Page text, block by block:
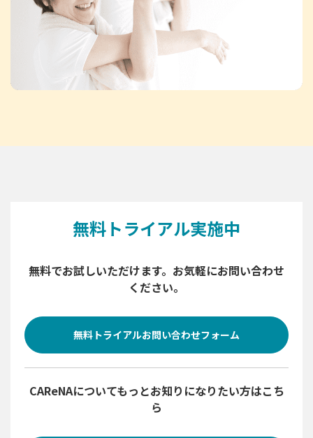
無料トライアル実施中
無料でお試しいただけます。 お気軽にお問い合わせ
ください。
無料トライアルお問い合わせフォーム
CAReNAについてもっとお知りになりたい方はこち
ら